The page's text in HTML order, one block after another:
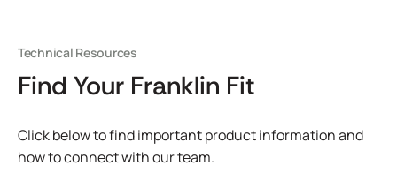
Technical Resources
Find Your Franklin Fit
Click below to find important product information and
how to connect with our team.